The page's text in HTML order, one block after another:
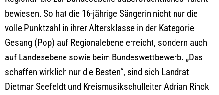
bewiesen. So hat die 16-jährige Sängerin nicht nur die
volle Punktzahl in ihrer Altersklasse in der Kategorie
Gesang (Pop) auf Regionalebene erreicht, sondern auch
auf Landesebene sowie beim Bundeswettbewerb. „Das
schaffen wirklich nur die Besten“, sind sich Landrat
Dietmar Seefeldt und Kreismusikschulleiter Adrian Rinck